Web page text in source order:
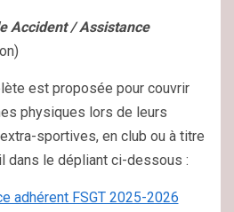
Accident / Assistance
est proposée pour couvrir
physiques lors de leurs
sportives, en club ou à titre
dans le dépliant ci-dessous :
adhérent FSGT 2025-2026